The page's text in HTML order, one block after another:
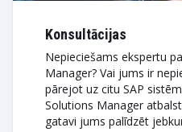
Konsultācijas
Nepieciešams ekspertu
Manager? Vai jums ir
pārejot uz citu SAP
Solutions Manager
gatavi jums palīdzēt